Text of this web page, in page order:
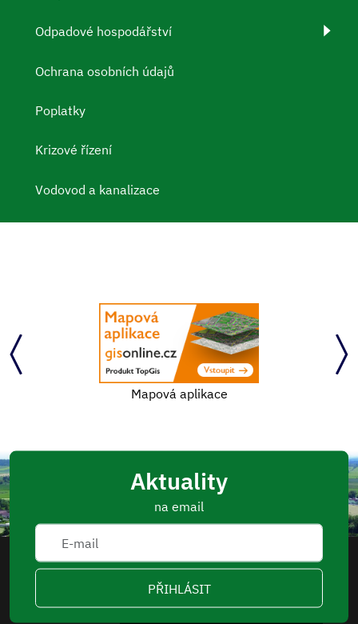
Odpadové hospodářství
Ochrana osobních údajů
Poplatky
Krizové řízení
Vodovod a kanalizace
Mapová aplikace
Aktuality
na email
PŘIHLÁSIT